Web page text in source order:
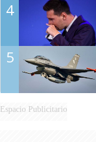
4
5
Espacio Publicitario